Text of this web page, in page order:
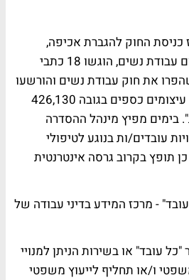
כניסת החוק להגברת אכיפה,
נפתחו 133 תיקים בתחום עבודת נשים, הוגשו 18 כתבי
את חוק עבודת נשים והורשעו
11 מעסיקים, להם ניתנו עיצומים כספים בגובה 426,130
6 התראות". בימים מפיץ מינהל ההסדרה
עובדים/ות בנוגע לטיפולי
כן תופץ בקרוב גרסה אינטרנטית
- מרכז המידע בדיני עבודה של
עובד" או בשירות הניתן למנויי
ו/או תחליף לייעוץ משפטי